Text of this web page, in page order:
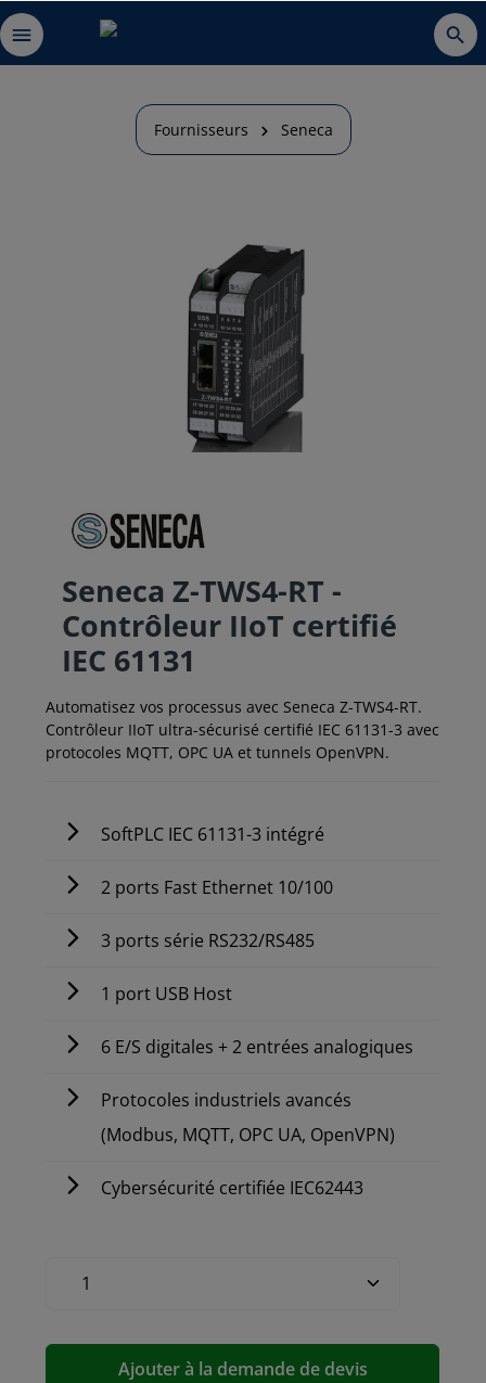
Fournisseurs Seneca
Seneca Z-TWS4-RT -
Contrôleur IIoT certifié
IEC 61131
Automatisez vos processus avec Seneca Z-TWS4-RT.
Contrôleur IIoT ultra-sécurisé certifié IEC 61131-3 avec
protocoles MQTT, OPC UA et tunnels OpenVPN.
SoftPLC IEC 61131-3 intégré
2 ports Fast Ethernet 10/100
3 ports série RS232/RS485
1 port USB Host
6 E/S digitales + 2 entrées analogiques
Protocoles industriels avancés
(Modbus, MQTT, OPC UA, OpenVPN)
Cybersécurité certifiée IEC62443
Ajouter à la demande de devis